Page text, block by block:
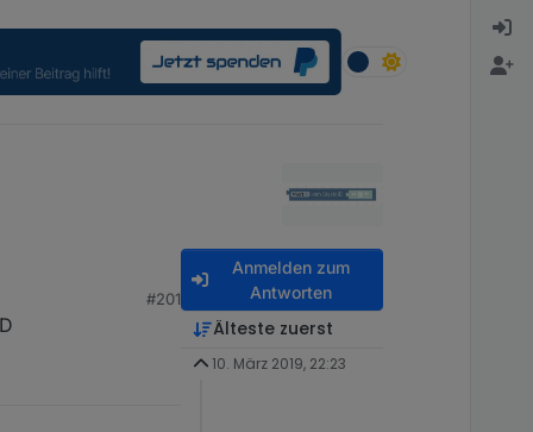
#201
Anmelden zum
Antworten
Älteste zuerst
10. März 2019, 22:23